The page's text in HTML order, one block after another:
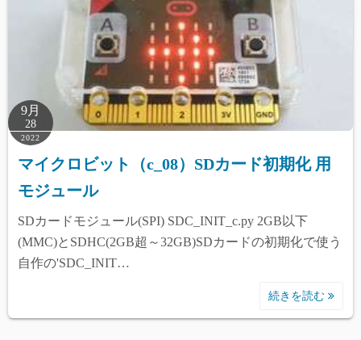
9月
28
2022
マイクロビット（c_08）SDカード初期化 用
モジュール
SDカードモジュール(SPI) SDC_INIT_c.py 2GB以下
(MMC)とSDHC(2GB超～32GB)SDカードの初期化で使う
自作の'SDC_INIT…
続きを読む